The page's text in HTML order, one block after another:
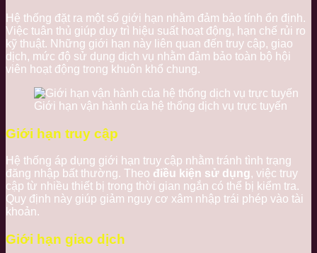
Hệ thống đặt ra một số giới hạn nhằm đảm bảo tính ổn định.
Việc tuân thủ giúp duy trì hiệu suất hoạt động, hạn chế rủi ro
kỹ thuật. Những giới hạn này liên quan đến truy cập, giao
dịch, mức độ sử dụng dịch vụ nhằm đảm bảo toàn bộ hội
viên hoạt động trong khuôn khổ chung.
Giới hạn vận hành của hệ thống dịch vụ trực tuyến
Giới hạn truy cập
Hệ thống áp dụng giới hạn truy cập nhằm tránh tình trạng
đăng nhập bất thường. Theo điều kiện sử dụng, việc truy
cập từ nhiều thiết bị trong thời gian ngắn có thể bị kiểm tra.
Quy định này giúp giảm nguy cơ xâm nhập trái phép vào tài
khoản.
Giới hạn giao dịch